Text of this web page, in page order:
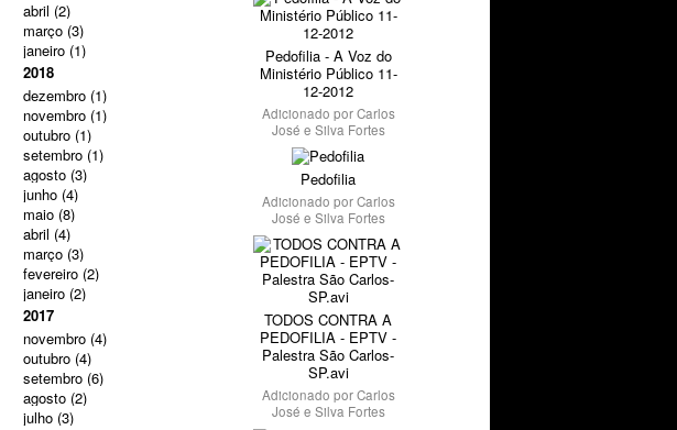
abril (2)
março (3)
janeiro (1)
2018
dezembro (1)
novembro (1)
outubro (1)
setembro (1)
agosto (3)
junho (4)
maio (8)
abril (4)
março (3)
fevereiro (2)
janeiro (2)
2017
novembro (4)
outubro (4)
setembro (6)
agosto (2)
julho (3)
Pedofilia - A Voz do
Ministério Público 11-
12-2012
Adicionado porCarlos
José e Silva Fortes
Pedofilia
Adicionado porCarlos
José e Silva Fortes
TODOS CONTRA A
PEDOFILIA - EPTV -
Palestra São Carlos-
SP.avi
Adicionado porCarlos
José e Silva Fortes